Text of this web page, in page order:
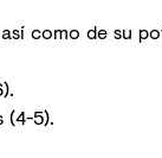
como de su
(4-5).